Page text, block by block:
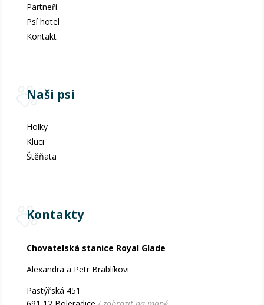
Partneři
Psí hotel
Kontakt
Naši psi
Holky
Kluci
Štěňata
Kontakty
Chovatelská stanice Royal Glade
Alexandra a Petr Brablíkovi
Pastýřská 451